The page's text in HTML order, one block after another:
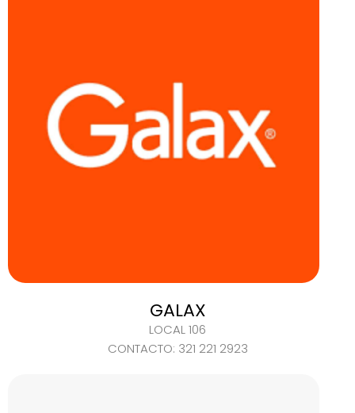
GALAX
LOCAL 106
CONTACTO: 321 221 2923